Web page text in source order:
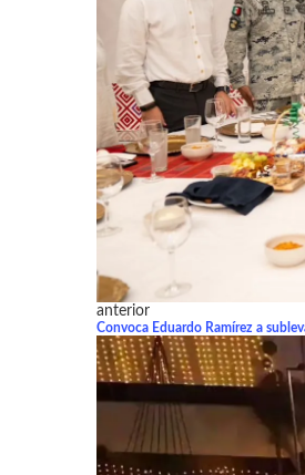
anterior
Convoca Eduardo Ramírez a